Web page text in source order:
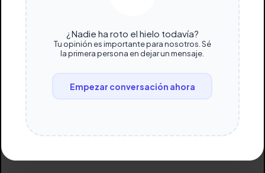
¿Nadie ha roto el hielo todavía?
Tu opinión es importante para nosotros. Sé
la primera persona en dejar un mensaje.
Empezar conversación ahora